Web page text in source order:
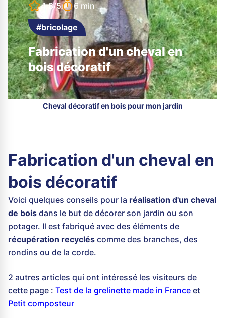
4.8/5 6 min
#bricolage
Fabrication d'un cheval en
bois décoratif
Cheval décoratif en bois pour mon jardin
Fabrication d'un cheval en
bois décoratif
Voici quelques conseils pour la réalisation d'un cheval
de bois dans le but de décorer son jardin ou son
potager. Il est fabriqué avec des éléments de
récupération recyclés comme des branches, des
rondins ou de la corde.
2 autres articles qui ont intéressé les visiteurs de
cette page : Test de la grelinette made in France et
Petit composteur